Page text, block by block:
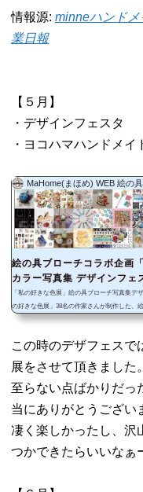
情報源: minneハンド
業日報
【５月】
・デザインフェスタ
・ヨコハマハンドメイ
MaHome(まほめ) WEB 絵の
絵の具ブローチコラボ企画
カラー写真集 デザインフェ
「私の好きな色展」絵の具ブローチ写真集デ
の好きな色展」38名の作家さんが制作した、
る作品の写真集です各作家さんの個性あふれ
この時のデザフェスで
展をさせて頂きました。
至らない点ばかりだっ
当にありがとうござい
凄く楽しかったし、沢
つかできたらいいなぁ